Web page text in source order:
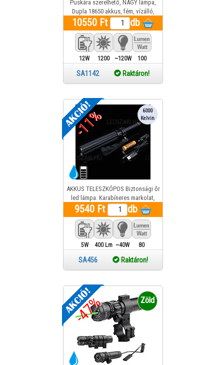
Puskára szerelhető, NAGY lámpa,
Dupla 18650 akkus, fém, vízálló,
fókuszálható, távkapcsolóval,
10550 Ft db
12W
1200
~120W 100
SA1142 Raktáron!
-11%
6000
Kelvin
AKKUS TELESZKÓPOS Biztonsági őr
led lámpa. Karabíneres markolat,
bordázott felület, fémház, alul
üvegablaktörő, erős 5W Cree leddel
9540 Ft db
5W 400 Lm ~40W 80
SA456 Raktáron!
-47% Zöld